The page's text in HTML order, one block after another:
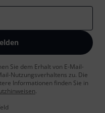
Sie dem Erhalt von E-Mail-
Nutzungsverhaltens zu. Die
Informationen finden Sie in
.